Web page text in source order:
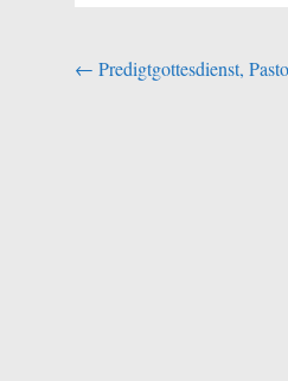
← Predigtgottesdienst,